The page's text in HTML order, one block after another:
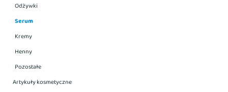
Odżywki
Serum
Kremy
Henny
Pozostałe
Artykuły kosmetyczne